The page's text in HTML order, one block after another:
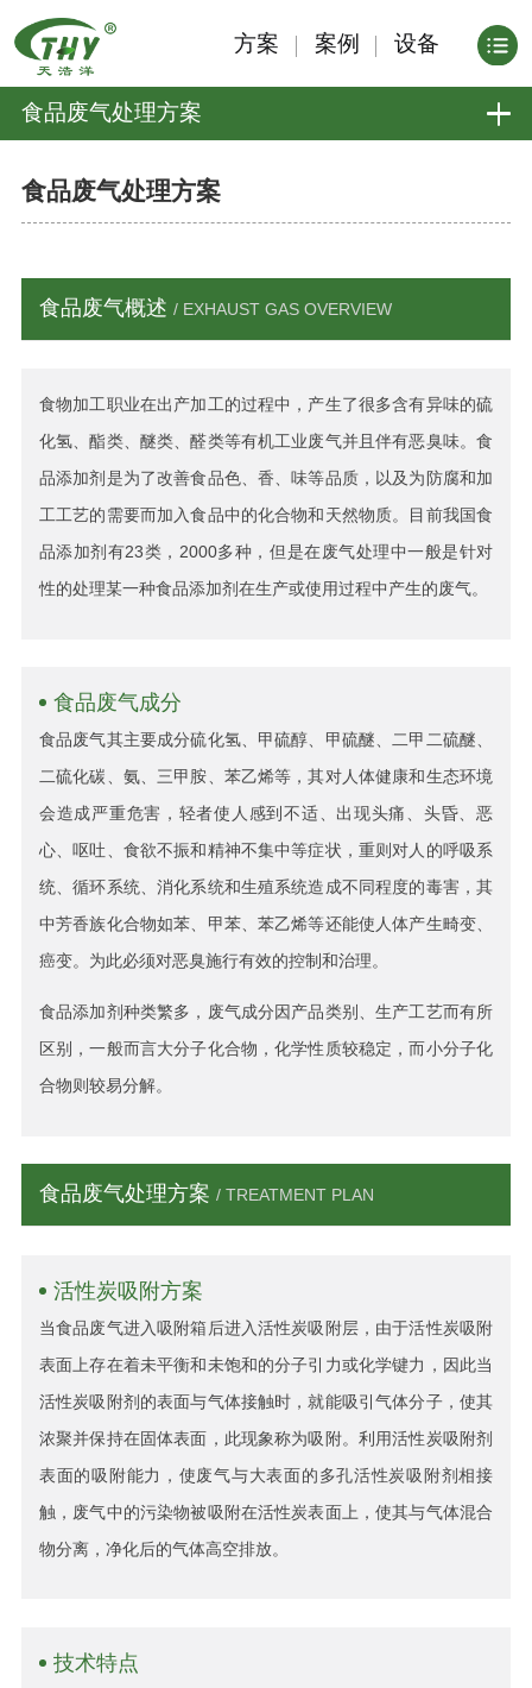
方案 案例 设备
食品废气处理方案
食品废气处理方案
食品废气概述 / EXHAUST GAS OVERVIEW
食物加工职业在出产加工的过程中，产生了很多含有异味的硫
化氢、酯类、醚类、醛类等有机工业废气并且伴有恶臭味。食
品添加剂是为了改善食品色、香、味等品质，以及为防腐和加
工工艺的需要而加入食品中的化合物和天然物质。目前我国食
品添加剂有23类，2000多种，但是在废气处理中一般是针对
性的处理某一种食品添加剂在生产或使用过程中产生的废气。
食品废气成分
食品废气其主要成分硫化氢、甲硫醇、甲硫醚、二甲二硫醚、
二硫化碳、氨、三甲胺、苯乙烯等，其对人体健康和生态环境
会造成严重危害，轻者使人感到不适、出现头痛、头昏、恶
心、呕吐、食欲不振和精神不集中等症状，重则对人的呼吸系
统、循环系统、消化系统和生殖系统造成不同程度的毒害，其
中芳香族化合物如苯、甲苯、苯乙烯等还能使人体产生畸变、
癌变。为此必须对恶臭施行有效的控制和治理。
食品添加剂种类繁多，废气成分因产品类别、生产工艺而有所
区别，一般而言大分子化合物，化学性质较稳定，而小分子化
合物则较易分解。
食品废气处理方案 / TREATMENT PLAN
活性炭吸附方案
当食品废气进入吸附箱后进入活性炭吸附层，由于活性炭吸附
表面上存在着未平衡和未饱和的分子引力或化学键力，因此当
活性炭吸附剂的表面与气体接触时，就能吸引气体分子，使其
浓聚并保持在固体表面，此现象称为吸附。利用活性炭吸附剂
表面的吸附能力，使废气与大表面的多孔活性炭吸附剂相接
触，废气中的污染物被吸附在活性炭表面上，使其与气体混合
物分离，净化后的气体高空排放。
技术特点